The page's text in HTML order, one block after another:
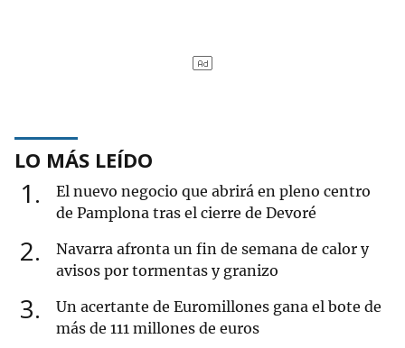
LO MÁS LEÍDO
1
El nuevo negocio que abrirá en pleno centro
de Pamplona tras el cierre de Devoré
2
Navarra afronta un fin de semana de calor y
avisos por tormentas y granizo
3
Un acertante de Euromillones gana el bote de
más de 111 millones de euros